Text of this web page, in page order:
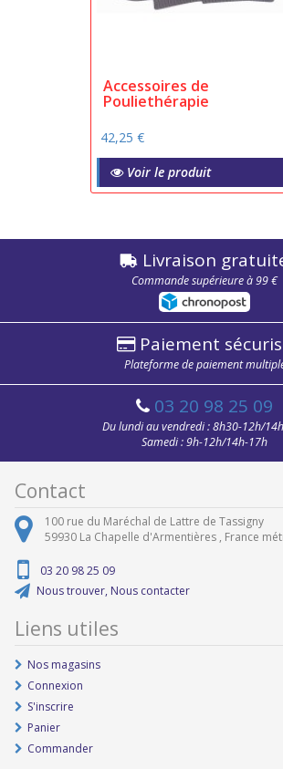
Accessoires de
Pouliethérapie
42,25 €
Voir le produit
Livraison
Commande supérieure à 99 €
Paiement
Plateforme de paiement
03 20 98 25 09
Du lundi au vendredi : 8h30-12h/
Samedi : 9h-12h/14h-17h
Contact
100 rue du Maréchal de Lattre de Tassigny
59930 La Chapelle d'Armentières , France
03 20 98 25 09
Nous trouver, Nous contacter
Liens utiles
Nos magasins
Connexion
S'inscrire
Panier
Commander